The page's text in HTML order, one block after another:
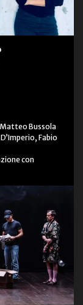
Bussola
Fabio
con